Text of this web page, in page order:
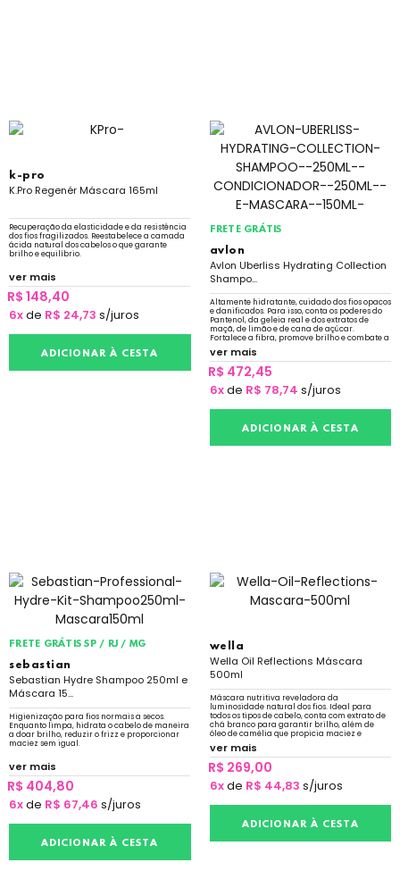
k-pro
K.Pro Regenér Máscara 165ml
Recuperação da elasticidade e da resistência
dos fios fragilizados. Reestabelece a camada
ácida natural dos cabelos o que garante
brilho e equilíbrio.
ver mais
R$ 148,40
6xde R$ 24,73 s/juros
ADICIONAR À CESTA
FRETE GRÁTIS
avlon
Avlon Uberliss Hydrating Collection
Shampo...
Altamente hidratante, cuidado dos fios opacos
e danificados. Para isso, conta os poderes do
Pantenol, da geleia real e dos extratos de
maçã, de limão e de cana de açúcar.
Fortalece a fibra, promove brilho e combate a
formação das temidas pontas duplas.
ver mais
R$ 472,45
6xde R$ 78,74 s/juros
ADICIONAR À CESTA
FRETE GRÁTIS SP / RJ / MG
sebastian
Sebastian Hydre Shampoo 250ml e
Máscara 15...
Higienização para fios normais a secos.
Enquanto limpa, hidrata o cabelo de maneira
a doar brilho, reduzir o frizz e proporcionar
maciez sem igual.
ver mais
R$ 404,80
6xde R$ 67,46 s/juros
ADICIONAR À CESTA
wella
Wella Oil Reflections Máscara
500ml
Máscara nutritiva reveladora da
luminosidade natural dos fios. Ideal para
todos os tipos de cabelo, conta com extrato de
chá branco para garantir brilho, além de
óleo de camélia que propicia maciez e
nutrição intensa.
ver mais
R$ 269,00
6xde R$ 44,83 s/juros
ADICIONAR À CESTA